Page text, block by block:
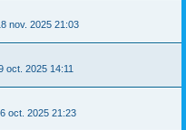
nov. 2025 21:03
oct. 2025 14:11
oct. 2025 21:23